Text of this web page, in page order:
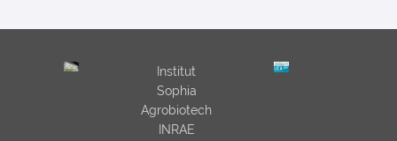
Institut
Sophia
Agrobiotech
INRAE